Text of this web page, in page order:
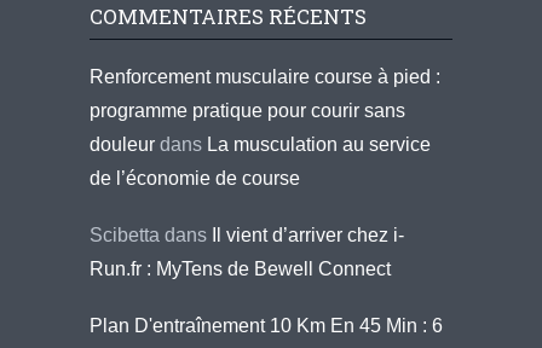
COMMENTAIRES RÉCENTS
Renforcement musculaire course à pied :
programme pratique pour courir sans
douleur dans La musculation au service
de l’économie de course
Scibetta dans
Il vient d’arriver chez i-
Run.fr : MyTens de Bewell Connect
Plan D'entraînement 10 Km En 45 Min : 6